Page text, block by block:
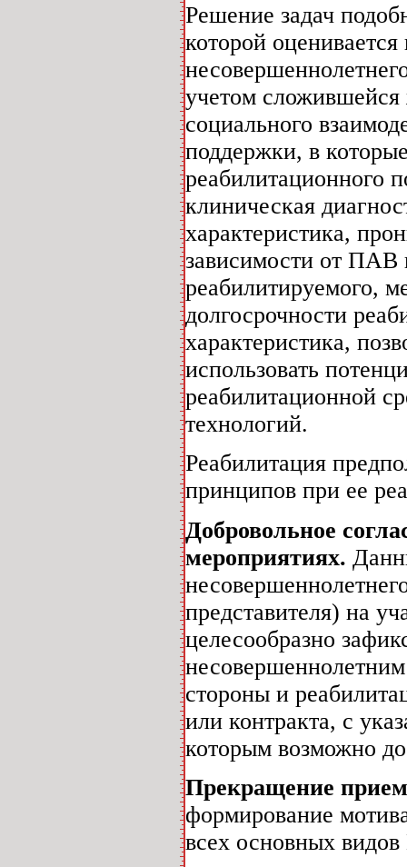
Решение задач
которой
учетом
социального
поддержки, в
реабилитационного
клиническая
характеристика,
зависимости от ПАВ
реабилитируемого,
долгосрочности
характеристика,
использовать
реабилитационной
технологий.
Реабилитация
принципов при ее
Добровольное
мероприятиях.
представителя) на
целесообразно
стороны и
или контракта, с
которым возможно
Прекращение
формирование
всех основных